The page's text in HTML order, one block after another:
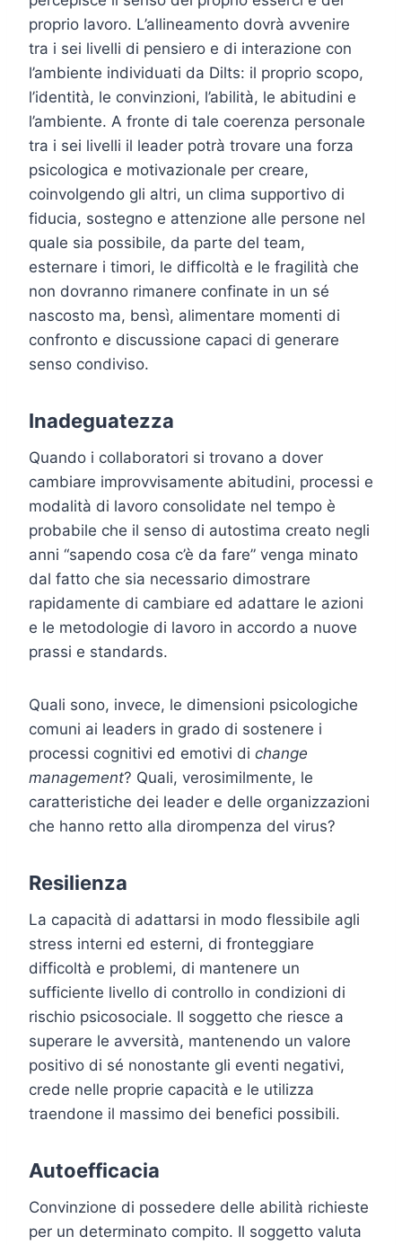
proprio lavoro. L’allineamento dovrà avvenire
tra i sei livelli di pensiero e di interazione con
l’ambiente individuati da Dilts: il proprio scopo,
l’identità, le convinzioni, l’abilità, le abitudini e
l’ambiente. A fronte di tale coerenza personale
tra i sei livelli il leader potrà trovare una forza
psicologica e motivazionale per creare,
coinvolgendo gli altri, un clima supportivo di
fiducia, sostegno e attenzione alle persone nel
quale sia possibile, da parte del team,
esternare i timori, le difficoltà e le fragilità che
non dovranno rimanere confinate in un sé
nascosto ma, bensì, alimentare momenti di
confronto e discussione capaci di generare
senso condiviso.
Inadeguatezza
Quando i collaboratori si trovano a dover
cambiare improvvisamente abitudini, processi e
modalità di lavoro consolidate nel tempo è
probabile che il senso di autostima creato negli
anni “sapendo cosa c’è da fare” venga minato
dal fatto che sia necessario dimostrare
rapidamente di cambiare ed adattare le azioni
e le metodologie di lavoro in accordo a nuove
prassi e standards.
Quali sono, invece, le dimensioni psicologiche
comuni ai leaders in grado di sostenere i
processi cognitivi ed emotivi di change
management? Quali, verosimilmente, le
caratteristiche dei leader e delle organizzazioni
che hanno retto alla dirompenza del virus?
Resilienza
La capacità di adattarsi in modo flessibile agli
stress interni ed esterni, di fronteggiare
difficoltà e problemi, di mantenere un
sufficiente livello di controllo in condizioni di
rischio psicosociale. Il soggetto che riesce a
superare le avversità, mantenendo un valore
positivo di sé nonostante gli eventi negativi,
crede nelle proprie capacità e le utilizza
traendone il massimo dei benefici possibili.
Autoefficacia
Convinzione di possedere delle abilità richieste
per un determinato compito. Il soggetto valuta